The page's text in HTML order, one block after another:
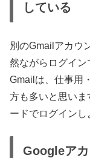
している
別のGmailアカウ
然ながらログイン
Gmailは、仕事用
方も多いと思い
ードでログインし
Googleア